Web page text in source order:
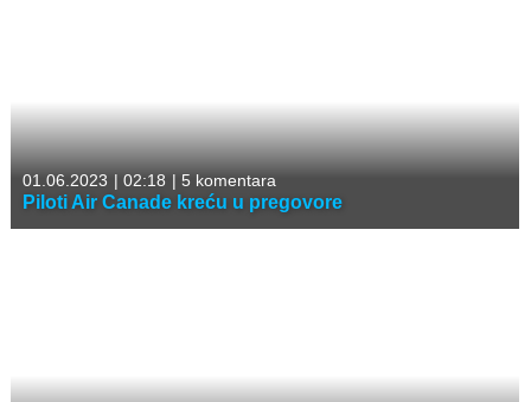
01.06.2023 | 02:18 | 5 komentara
Piloti Air Canade kreću u pregovore